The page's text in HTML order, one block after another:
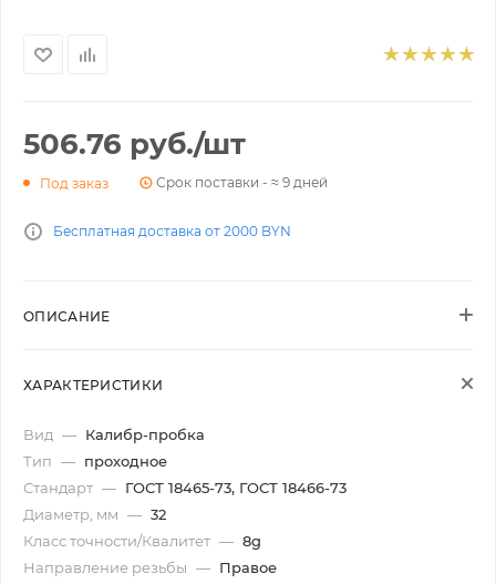
506.76 руб./шт
Под заказ Срок поставки - ≈ 9 дней
Бесплатная доставка от 2000 BYN
ОПИСАНИЕ
ХАРАКТЕРИСТИКИ
Вид — Калибр-пробка
Тип — проходное
Стандарт — ГОСТ 18465-73, ГОСТ 18466-73
Диаметр, мм — 32
Класс точности/Квалитет — 8g
Направление резьбы — Правое